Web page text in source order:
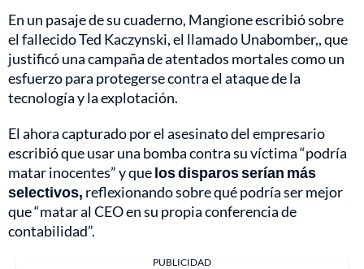
En un pasaje de su cuaderno, Mangione escribió sobre
el fallecido Ted Kaczynski, el llamado Unabomber,, que
justificó una campaña de atentados mortales como un
esfuerzo para protegerse contra el ataque de la
tecnología y la explotación.
El ahora capturado por el asesinato del empresario
escribió que usar una bomba contra su víctima “podría
matar inocentes” y quelos disparos serían más
selectivos, reflexionando sobre qué podría ser mejor
que “matar al CEO en su propia conferencia de
contabilidad”.
PUBLICIDAD